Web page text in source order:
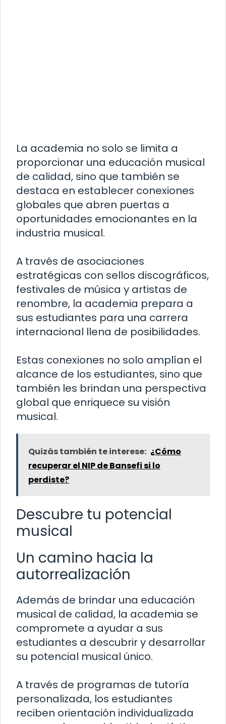
La academia no solo se limita a
proporcionar una educación musical
de calidad, sino que también se
destaca en establecer conexiones
globales que abren puertas a
oportunidades emocionantes en la
industria musical.
A través de asociaciones
estratégicas con sellos discográficos,
festivales de música y artistas de
renombre, la academia prepara a
sus estudiantes para una carrera
internacional llena de posibilidades.
Estas conexiones no solo amplían el
alcance de los estudiantes, sino que
también les brindan una perspectiva
global que enriquece su visión
musical.
Quizás también te interese: ¿Cómo
recuperar el NIP de Bansefi si lo
perdiste?
Descubre tu potencial
musical
Un camino hacia la
autorrealización
Además de brindar una educación
musical de calidad, la academia se
compromete a ayudar a sus
estudiantes a descubrir y desarrollar
su potencial musical único.
A través de programas de tutoría
personalizada, los estudiantes
reciben orientación individualizada